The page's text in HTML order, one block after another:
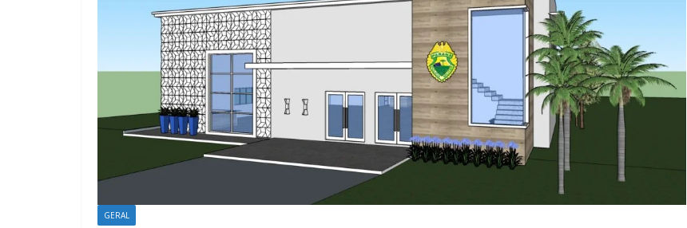
GERAL